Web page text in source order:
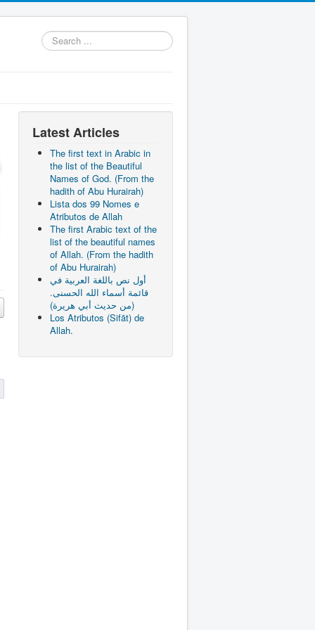
Search
...
Latest Articles
The first text in Arabic in
the list of the Beautiful
Names of God. (From the
hadith of Abu Hurairah)
Lista dos 99 Nomes e
Atributos de Allah
The first Arabic text of the
list of the beautiful names
of Allah. (From the hadith
of Abu Hurairah)
أول نص باللغة العربية في
قائمة أسماء الله الحسنى.
(من حديث أبي هريرة)
Los Atributos (Sifāt) de
Allah.